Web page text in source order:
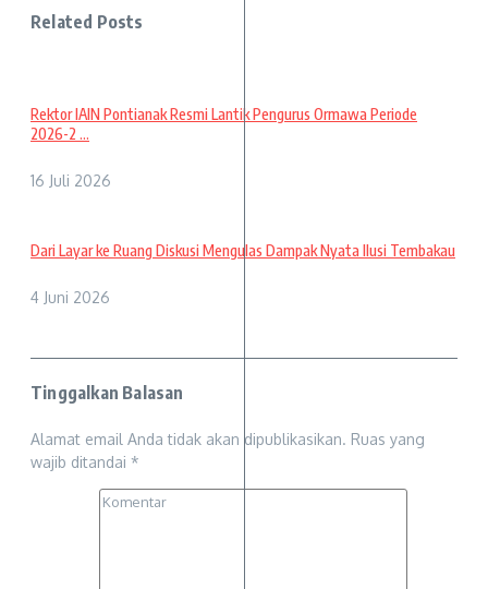
Related Posts
Rektor IAIN Pontianak Resmi Lantik Pengurus Ormawa Periode
2026-2 ...
16 Juli 2026
Dari Layar ke Ruang Diskusi Mengulas Dampak Nyata Ilusi Tembakau
4 Juni 2026
Tinggalkan Balasan
Alamat email Anda tidak akan dipublikasikan. Ruas yang
wajib ditandai *